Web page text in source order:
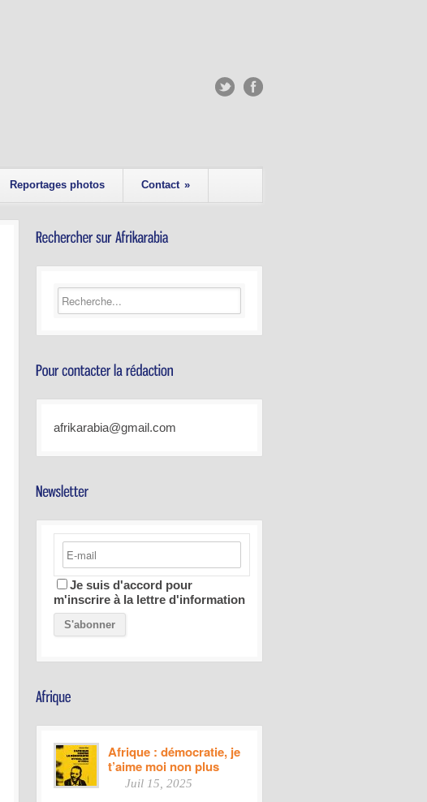
Reportages photos Contact »
afrikarabia@gmail.com
Je suis d'accord pour
m'inscrire à la lettre d'information
Afrique : démocratie, je
t’aime moi non plus
Juil 15, 2025